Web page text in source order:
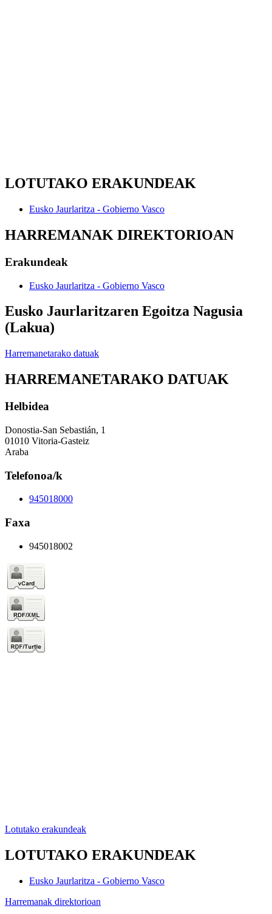
LOTUTAKO ERAKUNDEAK
Eusko Jaurlaritza - Gobierno Vasco
HARREMANAK DIREKTORIOAN
Erakundeak
Eusko Jaurlaritza - Gobierno Vasco
Eusko Jaurlaritzaren Egoitza Nagusia
(Lakua)
Harremanetarako datuak
HARREMANETARAKO DATUAK
Helbidea
Donostia-San Sebastián, 1
01010 Vitoria-Gasteiz
Araba
Telefonoa/k
945018000
Faxa
945018002
Lotutako erakundeak
LOTUTAKO ERAKUNDEAK
Eusko Jaurlaritza - Gobierno Vasco
Harremanak direktorioan